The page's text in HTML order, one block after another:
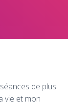
de plus
vie et mon